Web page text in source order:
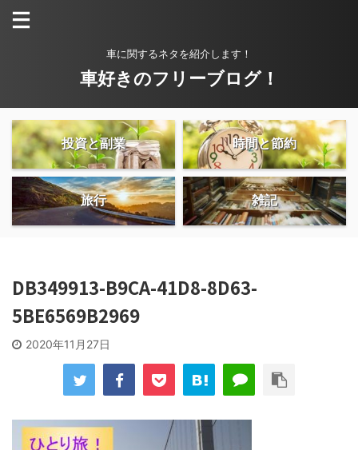
車に関するネタを紹介します！
車好きのフリーブログ！
投資と副業 時間と節約
旅行 雑記
DB349913-B9CA-41D8-8D63-
5BE6569B2969
2020年11月27日